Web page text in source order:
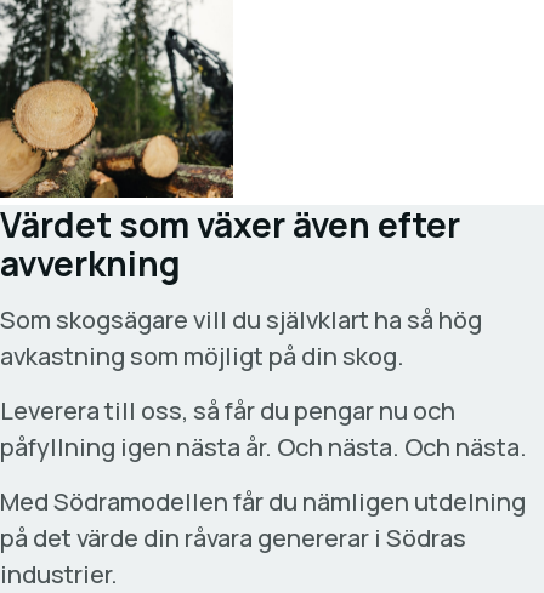
Värdet som växer även efter
avverkning
Som skogsägare vill du självklart ha så hög
avkastning som möjligt på din skog.
Leverera till oss, så får du pengar nu och
påfyllning igen nästa år. Och nästa. Och nästa.
Med Södramodellen får du nämligen utdelning
på det värde din råvara genererar i Södras
industrier.